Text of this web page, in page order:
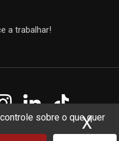
sobre o que quer
X
a trabalhar!
réservés.
Développement